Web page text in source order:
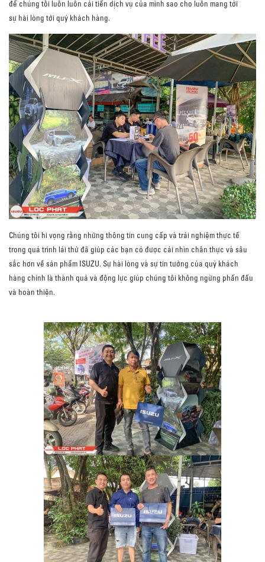
để chúng tôi luôn luôn cải tiến dịch vụ của mình sao cho luôn mang tới
sự hài lòng tới quý khách hàng.
Chúng tôi hi vọng rằng những thông tin cung cấp và trải nghiệm thực tế
trong quá trình lái thử đã giúp các bạn có được cái nhìn chân thực và sâu
sắc hơn về sản phẩm ISUZU. Sự hài lòng và sự tin tưởng của quý khách
hàng chính là thành quả và động lực giúp chúng tôi không ngừng phấn đấu
và hoàn thiện.